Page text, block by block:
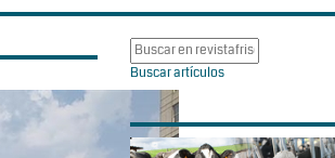
Buscar artículos